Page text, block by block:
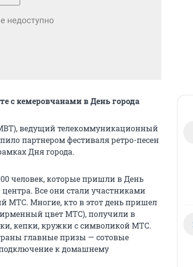
с кемеровчанами в День города
ведущий телекоммуникационный
партнером фестиваля ретро-песен
Дня города.
человек, которые пришли в День
Все они стали участниками
МТС. Многие, кто в этот день пришел
цвет МТС), получили в
кепки, кружки с символикой МТС.
главные призы — сотовые
к домашнему